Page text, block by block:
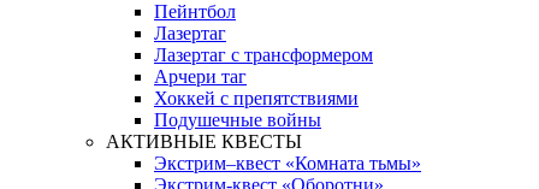
Пейнтбол
Лазертаг
Лазертаг с трансформером
Арчери таг
Хоккей с препятствиями
Подушечные войны
АКТИВНЫЕ КВЕСТЫ
Экстрим–квест «Комната тьмы»
Экстрим-квест «Оборотни»